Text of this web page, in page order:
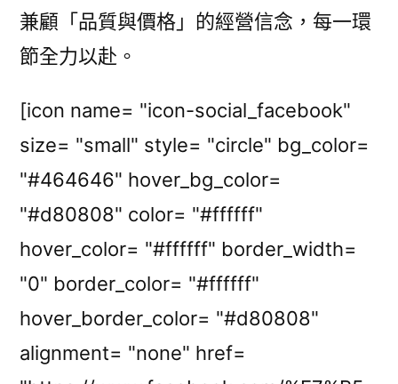
兼顧「品質與價格」的經營信念，每一環
節全力以赴。
[icon name= "icon-social_facebook"
size= "small" style= "circle" bg_color=
"#464646" hover_bg_color=
"#d80808" color= "#ffffff"
hover_color= "#ffffff" border_width=
"0" border_color= "#ffffff"
hover_border_color= "#d80808"
alignment= "none" href=